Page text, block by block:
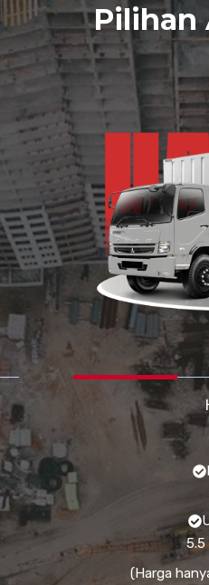
Pilihan
5.5
(Harga